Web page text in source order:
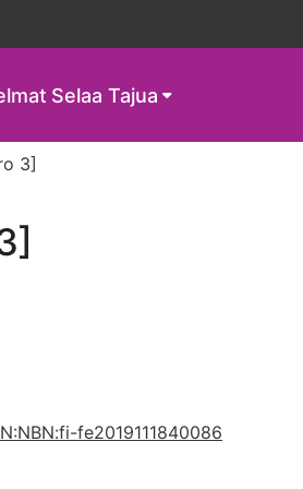
Selaa Tajua
3]
fe2019111840086